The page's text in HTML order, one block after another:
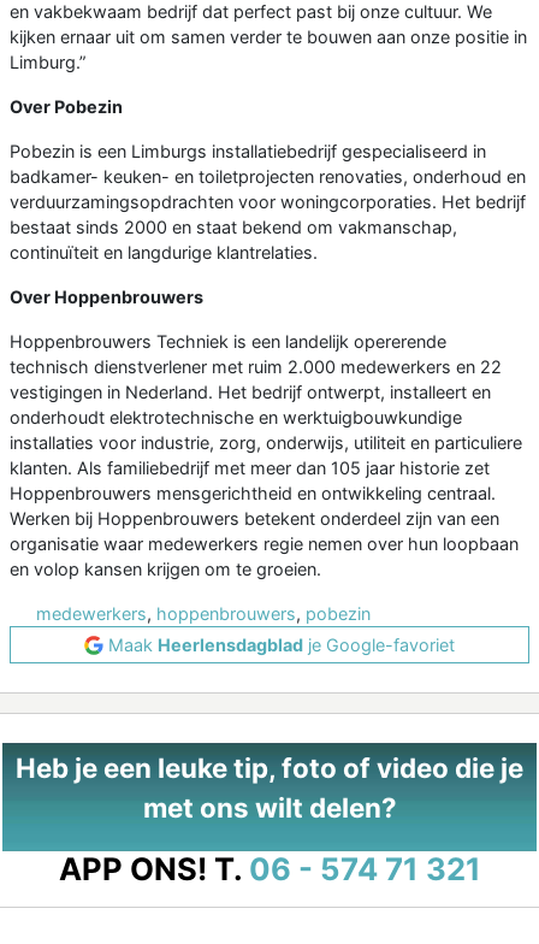
en vakbekwaam bedrijf dat perfect past bij onze cultuur. We
kijken ernaar uit om samen verder te bouwen aan onze positie in
Limburg.”
Over Pobezin
Pobezin is een Limburgs installatiebedrijf gespecialiseerd in
badkamer- keuken- en toiletprojecten renovaties, onderhoud en
verduurzamingsopdrachten voor woningcorporaties. Het bedrijf
bestaat sinds 2000 en staat bekend om vakmanschap,
continuïteit en langdurige klantrelaties.
Over Hoppenbrouwers
Hoppenbrouwers Techniek is een landelijk opererende
technisch dienstverlener met ruim 2.000 medewerkers en 22
vestigingen in Nederland. Het bedrijf ontwerpt, installeert en
onderhoudt elektrotechnische en werktuigbouwkundige
installaties voor industrie, zorg, onderwijs, utiliteit en particuliere
klanten. Als familiebedrijf met meer dan 105 jaar historie zet
Hoppenbrouwers mensgerichtheid en ontwikkeling centraal.
Werken bij Hoppenbrouwers betekent onderdeel zijn van een
organisatie waar medewerkers regie nemen over hun loopbaan
en volop kansen krijgen om te groeien.
medewerkers, hoppenbrouwers, pobezin
Maak Heerlensdagblad je Google-favoriet
Heb je een leuke tip, foto of video die je
met ons wilt delen?
APP ONS! T. 06 - 574 71 321